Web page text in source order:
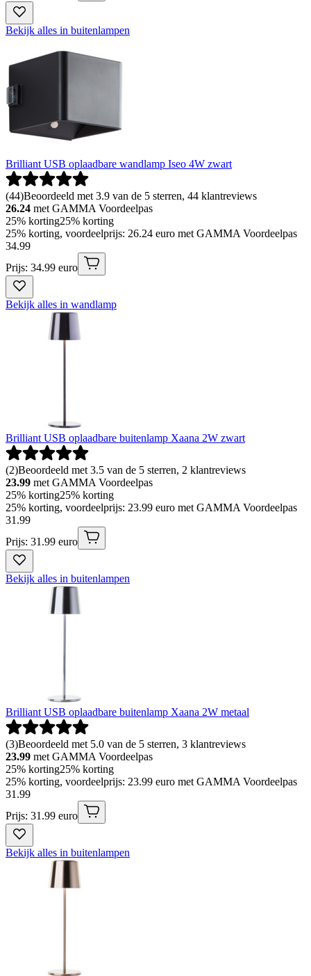
Bekijk alles in buitenlampen
Brilliant USB oplaadbare wandlamp Iseo 4W zwart
(44)Beoordeeld met 3.9 van de 5 sterren, 44 klantreviews
26.24 met GAMMA Voordeelpas
25% korting25% korting
25% korting, voordeelprijs: 26.24 euro met GAMMA Voordeelpas
34.99
Prijs: 34.99 euro
Bekijk alles in wandlamp
Brilliant USB oplaadbare buitenlamp Xaana 2W zwart
(2)Beoordeeld met 3.5 van de 5 sterren, 2 klantreviews
23.99 met GAMMA Voordeelpas
25% korting25% korting
25% korting, voordeelprijs: 23.99 euro met GAMMA Voordeelpas
31 .99
Prijs: 31.99 euro
Bekijk alles in buitenlampen
Brilliant USB oplaadbare buitenlamp Xaana 2W metaal
(3)Beoordeeld met 5.0 van de 5 sterren, 3 klantreviews
23.99 met GAMMA Voordeelpas
25% korting25% korting
25% korting, voordeelprijs: 23.99 euro met GAMMA Voordeelpas
31 .99
Prijs: 31.99 euro
Bekijk alles in buitenlampen